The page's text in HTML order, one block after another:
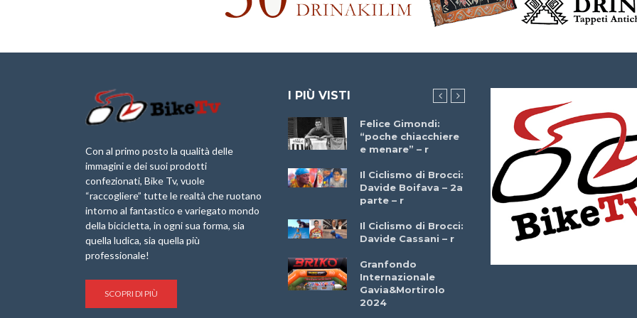
Con al primo posto la qualità delle
immagini e dei suoi prodotti
confezionati, Bike Tv, vuole
“raccogliere” tutte le realtà che ruotano
intorno al fantastico e variegato mondo
della bicicletta, in ogni sua forma, sia
quella ludica, sia quella più
professionale!
SCOPRI DI PIÙ
I PIÙ VISTI
Briko Torino – 11
Maggio 2025 – r
Giancarlo Brocci
Marathon 2025”
Borghi&Castelli” –
Anteprima
1a Edizione
Granfondo
Felice Gimondi:
“poche chiacchiere
e menare” – r
Il Ciclismo di Brocci:
Davide Boifava – 2a
parte – r
Il Ciclismo di Brocci:
Davide Cassani – r
Granfondo
Internazionale
Gavia&Mortirolo
2024
Brocci Incontra
Giuseppe Martinelli
– r
Che cos’è il
triathlon? Con
Simone Diamantini
– r
Marzo 2025 –